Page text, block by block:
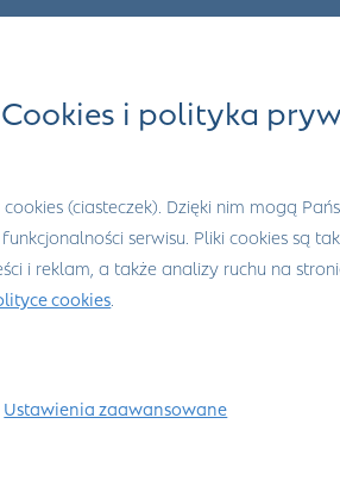
w ciąży
ciążą w celu ochrony przed
czy noworodka.
i polityka
(ciasteczek). Dzięki nim mogą
funkcjonalności serwisu. Pliki cookies są
i reklam, a także analizy ruchu na
cookies
Ustawienia zaawansowane